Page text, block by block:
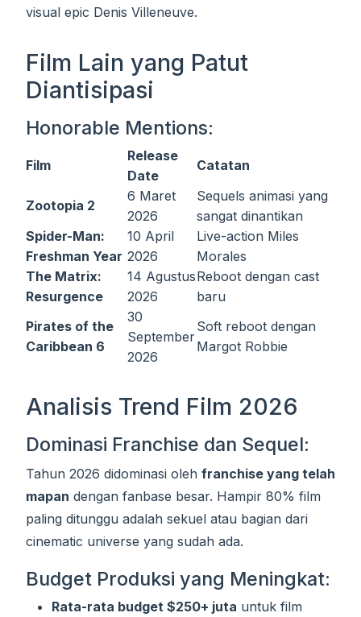
visual epic Denis Villeneuve.
Film Lain yang Patut
Diantisipasi
Honorable Mentions:
Film
Release
Date
Catatan
Zootopia 2
6 Maret
2026
Sequels animasi yang
sangat dinantikan
Spider-Man:
Freshman Year
10 April
2026
Live-action Miles
Morales
The Matrix:
Resurgence
14 Agustus
2026
Reboot dengan cast
baru
Pirates of the
Caribbean 6
30
September
2026
Soft reboot dengan
Margot Robbie
Analisis Trend Film 2026
Dominasi Franchise dan Sequel:
Tahun 2026 didominasi oleh franchise yang telah
mapan dengan fanbase besar. Hampir 80% film
paling ditunggu adalah sekuel atau bagian dari
cinematic universe yang sudah ada.
Budget Produksi yang Meningkat:
Rata-rata budget $250+ juta untuk film